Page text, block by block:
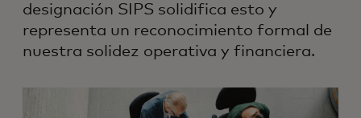
designación SIPS solidifica esto y
representa un reconocimiento formal de
nuestra solidez operativa y financiera.